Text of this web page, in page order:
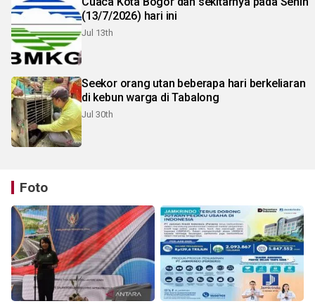
(13/7/2026) hari ini
Jul 13th
Seekor orang utan beberapa hari berkeliaran
di kebun warga di Tabalong
Jul 30th
Foto